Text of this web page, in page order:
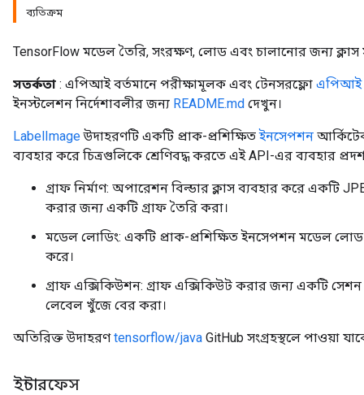
ব্যতিক্রম
TensorFlow মডেল তৈরি, সংরক্ষণ, লোড এবং চালানোর জন্য ক্লাস
সতর্কতা : এপিআই বর্তমানে পরীক্ষামূলক এবং টেনসরফ্লো এপিআই
ইনস্টলেশন নির্দেশাবলীর জন্য README.md দেখুন।
LabelImageউদাহরণটি একটি প্রাক-প্রশিক্ষিতইনসেপশন
ব্যবহার করে চিত্রগুলিকে শ্রেণিবদ্ধ করতে এই API-এর ব্যবহার
গ্রাফ নির্মাণ: অপারেশন বিল্ডার ক্লাস ব্যবহার করে একটি
করার জন্য একটি গ্রাফ তৈরি করা।
মডেল লোডিং: একটি প্রাক-প্রশিক্ষিত ইনসেপশন মডেল লোড
করে।
গ্রাফ এক্সিকিউশন: গ্রাফ এক্সিকিউট করার জন্য একটি
লেবেল খুঁজে বের করা।
অতিরিক্ত উদাহরণtensorflow/java GitHub সংগ্রহস্থলে পাওয়া
ইন্টারফেস